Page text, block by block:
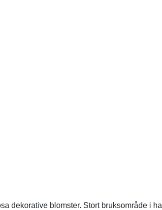
dekorative blomster. Stort bruksområde i